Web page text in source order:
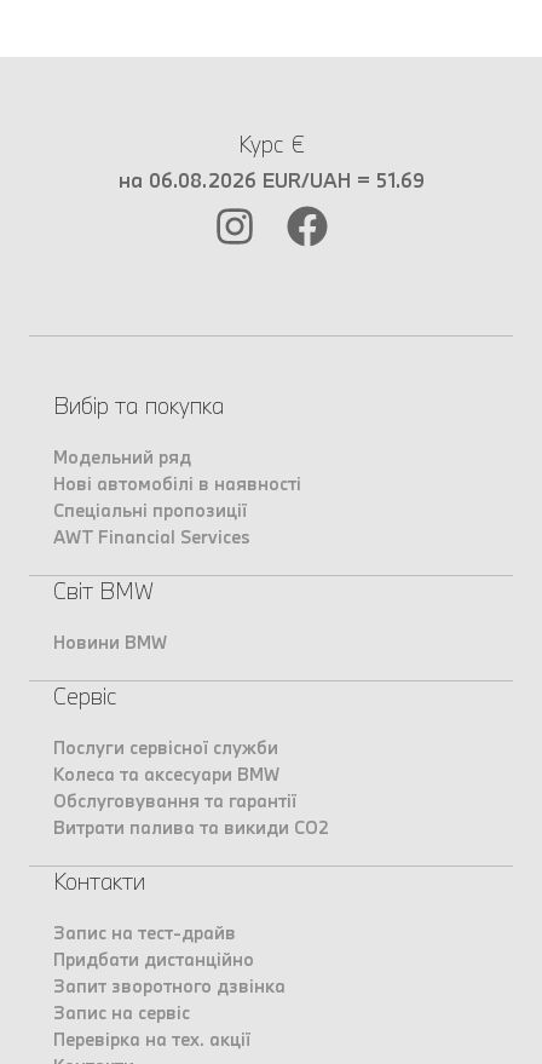
Курс €
на 06.08.2026 EUR/UAH = 51.69
Вибір та покупка
Модельний ряд
Нові автомобілі в наявності
Спеціальні пропозиції
AWT Financial Services
Світ BMW
Новини BMW
Сервіс
Послуги сервісної служби
Колеса та аксесуари BMW
Обслуговування та гарантії
Витрати палива та викиди CO2
Контакти
Запис на тест-драйв
Придбати дистанційно
Запит зворотного дзвінка
Запис на сервіс
Перевірка на тех. акції